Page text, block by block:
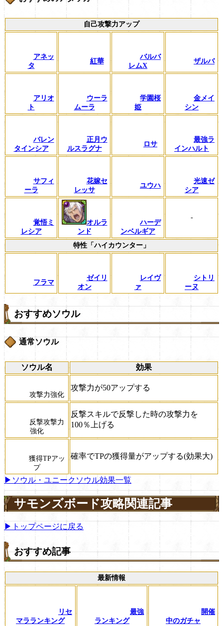
自己攻撃力アップ
アネッ
タ
紅華
バルバ
レムX
ザルバ
アリオ
ト
ウーラ
ムーラ
学園桜
姫
金メイ
シン
バレン
タインシア
正月ウ
ルスラグナ
ロサ
最強ラ
インハルト
サフィ
ーラ
花嫁セ
レッサ
ユウハ
光速ゼ
シア
覚悟ミ
レシア
オルラ
ンド
ハーデ
ンベルギア
-
特性「ハイカウンター」
フラマ
ゼイリ
オン
レイヴ
ァ
シトリ
ーヌ
おすすめソウル
通常ソウル
ソウル名 効果
攻撃力強化
攻撃力が50アップする
反撃攻撃力
強化
反撃スキルで反撃した時の攻撃力を
100％上げる
獲得TPアッ
プ
確率でTPの獲得量がアップする(効果大)
▶ソウル・ユニークソウル効果一覧
サモンズボード攻略関連記事
▶トップページに戻る
おすすめ記事
最新情報
リセ
マラランキング
最強
ランキング
開催
中のガチャ